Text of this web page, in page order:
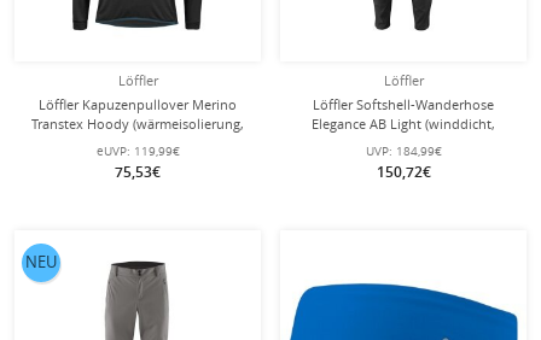
Löffler
Löffler Kapuzenpullover Merino
Transtex Hoody (wärmeisolierung,
atmungsaktiv) schwarz Herren
eUVP: 119,99€
75,53€
Löffler
Löffler Softshell-Wanderhose
Elegance AB Light (winddicht,
elastisches Material) schwarz Herren
UVP: 184,99€
150,72€
NEU